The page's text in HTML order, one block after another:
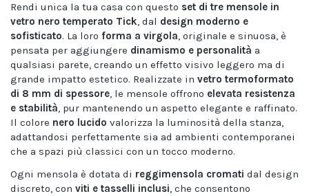
Rendi unica la tua casa con questo set di tre mensole in
vetro nero temperato Tick, dal design moderno e
sofisticato. La loro forma a virgola, originale e sinuosa, è
pensata per aggiungere dinamismo e personalità a
qualsiasi parete, creando un effetto visivo leggero ma di
grande impatto estetico. Realizzate in vetro termoformato
di 8 mm di spessore, le mensole offrono elevata resistenza
e stabilità, pur mantenendo un aspetto elegante e raffinato.
Il colore nero lucido valorizza la luminosità della stanza,
adattandosi perfettamente sia ad ambienti contemporanei
che a spazi più classici con un tocco moderno.
Ogni mensola è dotata di reggimensola cromati dal design
discreto, con viti e tasselli inclusi, che consentono